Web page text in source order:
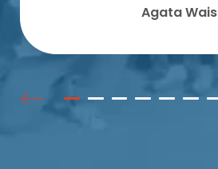
Agata Wais